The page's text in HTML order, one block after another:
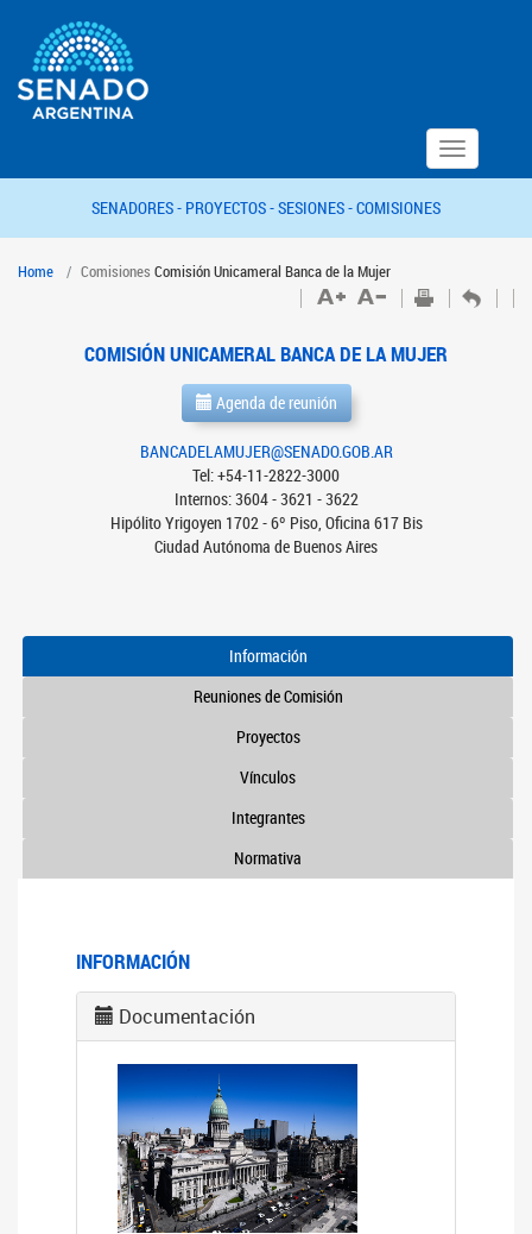
Toggle
navigation
SENADORES - PROYECTOS -SESIONES -COMISIONES
Home Comisiones Comisión Unicameral Banca de la Mujer
COMISIÓN UNICAMERAL BANCA DE LA MUJER
Agenda de reunión
BANCADELAMUJER@SENADO.GOB.AR
Tel: +54-11-2822-3000
Internos: 3604 - 3621 - 3622
Hipólito Yrigoyen 1702 - 6º Piso, Oficina 617 Bis
Ciudad Autónoma de Buenos Aires
Información
Reuniones de Comisión
Proyectos
Vínculos
Integrantes
Normativa
INFORMACIÓN
Documentación